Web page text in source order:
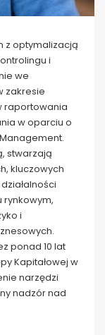
z optymalizacją
i
we
zakresie
raportowania
w oparciu o
stwarzają
kluczowych
i
ponad 10 lat
Kapitałowej w
narzędzi
nadzór nad